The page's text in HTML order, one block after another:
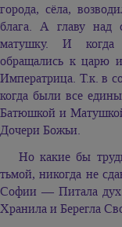
города, сёла,
блага. А главу над
матушку. И когда
обращались к царю
Императрица. Т.к. в
когда были все
Батюшкой и
Дочери Божьи.
Но какие бы
тьмой, никогда не
Софии — Питала дух
Хранила и Берегла